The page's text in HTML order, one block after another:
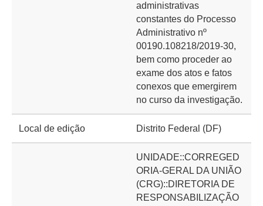
administrativas
constantes do Processo
Administrativo nº
00190.108218/2019-30,
bem como proceder ao
exame dos atos e fatos
conexos que emergirem
no curso da investigação.
Local de edição Distrito Federal (DF)
UNIDADE::CORREGED
ORIA-GERAL DA UNIÃO
(CRG)::DIRETORIA DE
RESPONSABILIZAÇÃO